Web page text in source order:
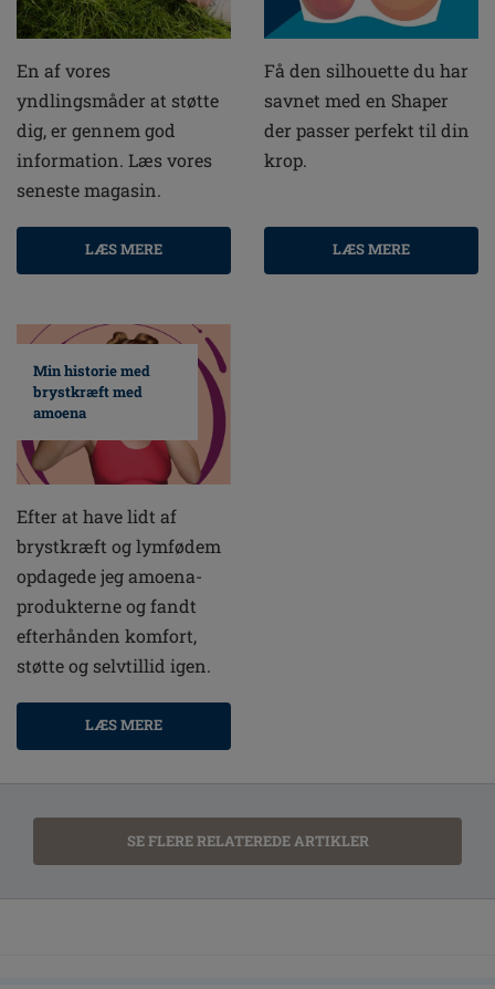
En af vores
yndlingsmåder at støtte
dig, er gennem god
information. Læs vores
seneste magasin.
LÆS MERE
Få den silhouette du har
savnet med en Shaper
der passer perfekt til din
krop.
LÆS MERE
Min historie med
brystkræft med
amoena
Efter at have lidt af
brystkræft og lymfødem
opdagede jeg amoena-
produkterne og fandt
efterhånden komfort,
støtte og selvtillid igen.
LÆS MERE
SE FLERE RELATEREDE ARTIKLER